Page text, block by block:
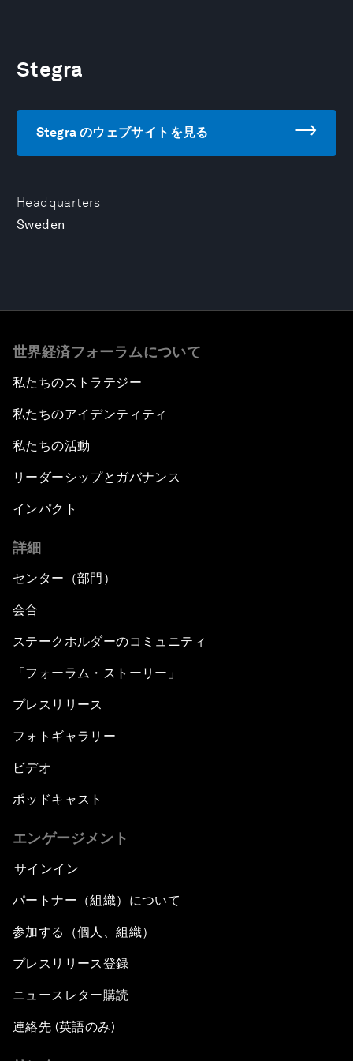
Headquarters
Sweden
Stegra
Stegra のウェブサイトを見る
世界経済フォーラムについて
私たちのストラテジー
私たちのアイデンティティ
私たちの活動
リーダーシップとガバナンス
インパクト
詳細
センター（部門）
会合
ステークホルダーのコミュニティ
「フォーラム・ストーリー」
プレスリリース
フォトギャラリー
ビデオ
ポッドキャスト
エンゲージメント
サインイン
パートナー（組織）について
参加する（個人、組織）
プレスリリース登録
ニュースレター購読
連絡先 (英語のみ)